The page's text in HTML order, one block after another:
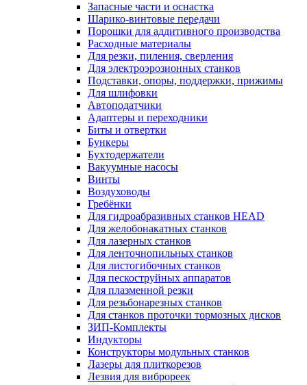
Запасные части и оснастка
Шарико-винтовые передачи
Порошки для аддитивного производства
Расходные материалы
Для резки, пиления, сверления
Для электроэрозионных станков
Подставки, опоры, поддержки, прижимы
Для шлифовки
Автоподатчики
Адаптеры и переходники
Биты и отвертки
Бункеры
Бухтодержатели
Вакуумные насосы
Винты
Воздуховоды
Гребёнки
Для гидроабразивных станков HEAD
Для желобонакатных станков
Для лазерных станков
Для ленточнопильных станков
Для листогибочных станков
Для пескоструйных аппаратов
Для плазменной резки
Для резьбонарезных станков
Для станков проточки тормозных дисков
ЗИП-Комплекты
Индукторы
Конструкторы модульных станков
Лазеры для плиткорезов
Лезвия для виброреек